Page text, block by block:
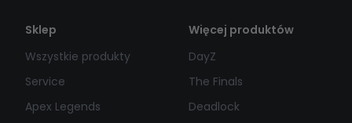
Sklep
Wszystkie produkty
Service
Apex Legends
Więcej produktów
DayZ
The Finals
Deadlock